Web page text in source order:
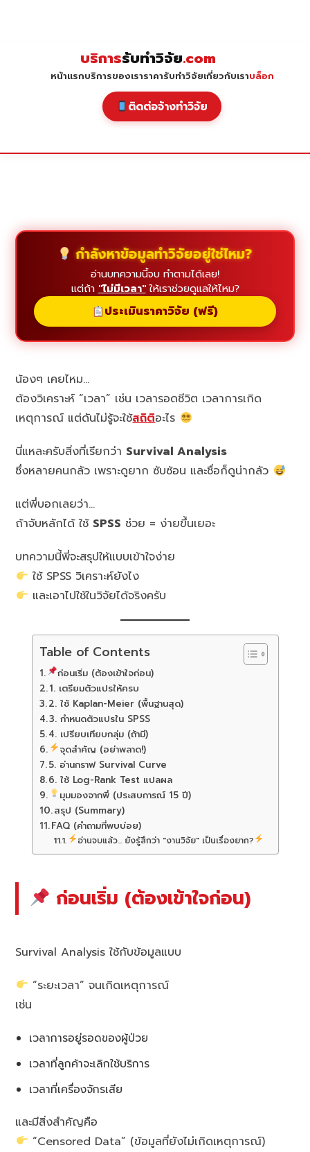
บริการรับทำวิจัย.com
หน้าแรกบริการของเราราคารับทำวิจัยเกี่ยวกับเราบล็อก
ติดต่อจ้างทำวิจัย
กำลังหาข้อมูลทำวิจัยอยู่ใช่ไหม?
อ่านบทความนี้จบ ทำตามได้เลย!
แต่ถ้า "ไม่มีเวลา"ให้เราช่วยดูแลให้ไหม?
ประเมินราคาวิจัย (ฟรี)
น้องๆ เคยไหม…
ต้องวิเคราะห์ “เวลา” เช่น เวลารอดชีวิต เวลาการเกิด
เหตุการณ์ แต่ดันไม่รู้จะใช้สถิติอะไร
นี่แหละครับสิ่งที่เรียกว่า Survival Analysis
ซึ่งหลายคนกลัว เพราะดูยาก ซับซ้อน และชื่อก็ดูน่ากลัว
แต่พี่บอกเลยว่า…
ถ้าจับหลักได้ ใช้ SPSS ช่วย = ง่ายขึ้นเยอะ
บทความนี้พี่จะสรุปให้แบบเข้าใจง่าย
ใช้ SPSS วิเคราะห์ยังไง
และเอาไปใช้ในวิจัยได้จริงครับ
Table of Contents
ก่อนเริ่ม (ต้องเข้าใจก่อน)
1. เตรียมตัวแปรให้ครบ
2. ใช้ Kaplan-Meier (พื้นฐานสุด)
3. กำหนดตัวแปรใน SPSS
4. เปรียบเทียบกลุ่ม (ถ้ามี)
จุดสำคัญ (อย่าพลาด!)
5. อ่านกราฟ Survival Curve
6. ใช้ Log-Rank Test แปลผล
มุมมองจากพี่ (ประสบการณ์ 15 ปี)
สรุป (Summary)
FAQ (คำถามที่พบบ่อย)
อ่านจบแล้ว... ยังรู้สึกว่า "งานวิจัย" เป็นเรื่องยาก?
ก่อนเริ่ม (ต้องเข้าใจก่อน)
Survival Analysis ใช้กับข้อมูลแบบ
“ระยะเวลา” จนเกิดเหตุการณ์
เช่น
เวลาการอยู่รอดของผู้ป่วย
เวลาที่ลูกค้าจะเลิกใช้บริการ
เวลาที่เครื่องจักรเสีย
และมีสิ่งสำคัญคือ
“Censored Data” (ข้อมูลที่ยังไม่เกิดเหตุการณ์)